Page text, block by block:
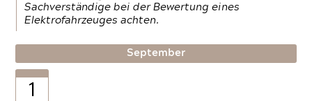
Sachverständige bei der Bewertung eines
Elektrofahrzeuges achten.
September
1